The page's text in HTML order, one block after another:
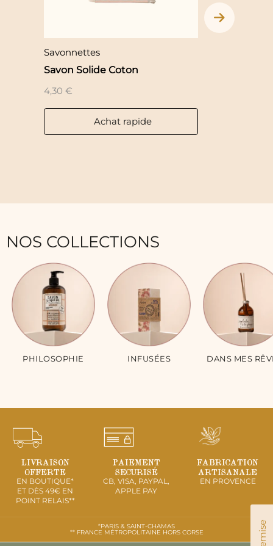
Savonnettes
Savon Solide Coton
4,30€
Achat rapide
NOS COLLECTIONS
PHILOSOPHIE INFUSÉES DANS MES
LIVRAISON
OFFERTE
EN BOUTIQUE*
ET DÈS 49€ EN
POINT RELAIS**
PAIEMENT
SECURISÉ
CB, VISA, PAYPAL,
APPLE PAY
FABRICATION
ARTISANALE
EN PROVENCE
*PARIS & SAINT-CHAMAS
** FRANCE MÉTROPOLITAINE HORS CORSE